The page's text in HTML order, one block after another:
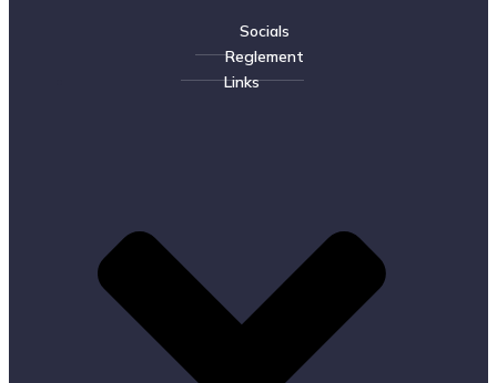
Socials
Reglement
Links